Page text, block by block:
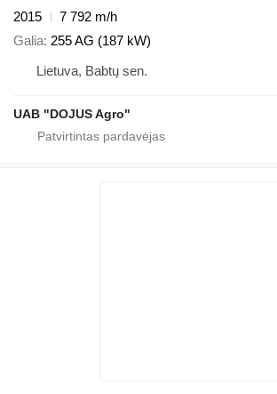
2015
7 792 m/h
Galia 255 AG (187 kW)
Lietuva, Babtų sen.
UAB "DOJUS Agro"